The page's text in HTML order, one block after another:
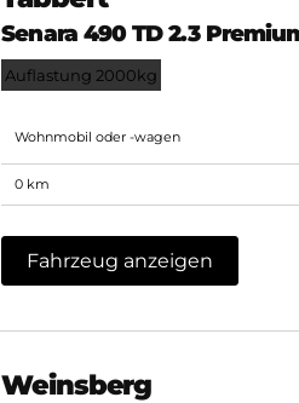
Senara 490 TD 2.3
Auflastung 2000kg
Wohnmobil oder -wagen
0 km
Fahrzeug anzeigen
Weinsberg